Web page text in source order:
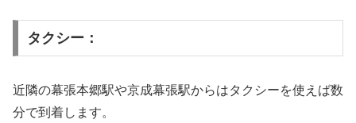
タクシー：
近隣の幕張本郷駅や京成幕張駅からはタクシーを使えば数
分で到着します。